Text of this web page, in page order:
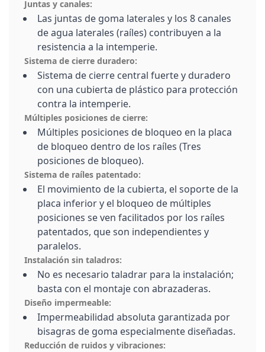
Juntas y canales:
Las juntas de goma laterales y los 8 canales
de agua laterales (raíles) contribuyen a la
resistencia a la intemperie.
Sistema de cierre duradero:
Sistema de cierre central fuerte y duradero
con una cubierta de plástico para protección
contra la intemperie.
Múltiples posiciones de cierre:
Múltiples posiciones de bloqueo en la placa
de bloqueo dentro de los raíles (Tres
posiciones de bloqueo).
Sistema de raíles patentado:
El movimiento de la cubierta, el soporte de la
placa inferior y el bloqueo de múltiples
posiciones se ven facilitados por los raíles
patentados, que son independientes y
paralelos.
Instalación sin taladros:
No es necesario taladrar para la instalación;
basta con el montaje con abrazaderas.
Diseño impermeable:
Impermeabilidad absoluta garantizada por
bisagras de goma especialmente diseñadas.
Reducción de ruidos y vibraciones: